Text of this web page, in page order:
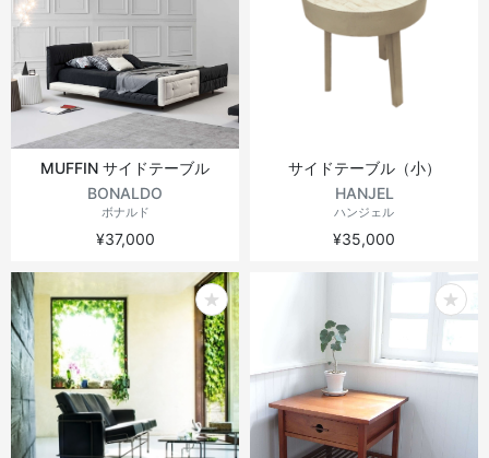
MUFFIN サイドテーブル
BONALDO
ボナルド
¥37,000
サイドテーブル（小）
HANJEL
ハンジェル
¥35,000